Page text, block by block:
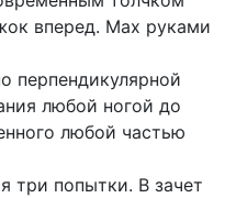
вперед. Мах руками
перпендикулярной
любой ногой до
любой частью
три попытки. В зачет